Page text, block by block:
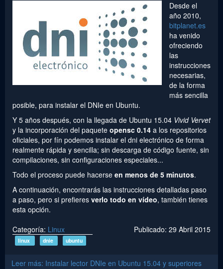
Desde el
año 2010,
bitplanet.es
ha venido
ofreciendo
las
instrucciones
necesarias,
de la forma
más sencilla
posible, para instalar el DNIe en Ubuntu.
Y 5 años después, con la llegada de Ubuntu 15.04 Vivid Vervet
y la incorporación del paquete opensc 0.14 a los repositorios
oficiales, por fín podemos instalar el dni electrónico de forma
realmente rápida y sencilla; sin descarga de código fuente, sin
compilaciones, sin configuraciones especiales...
Todo el proceso puede hacerse en menos de 5 minutos.
A continuación, encontrarás las instrucciones detalladas paso
a paso, pero si prefieres verlo todo en vídeo, también tienes
esta opción.
Categoría: Linux Publicado: 29 Abril 2015
linux dnie ubuntu
Leer más: Instalar lector DNIe en Ubuntu 15.04 y superiores